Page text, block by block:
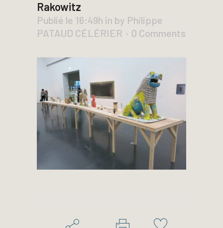
Rakowitz
Publié le 16:49h in by Philippe
PATAUD CÉLÉRIER
0 Comments